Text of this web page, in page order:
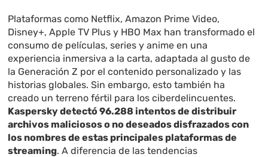
Plataformas como Netflix, Amazon Prime Video,
Disney+, Apple TV Plus y HBO Max han transformado el
consumo de películas, series y anime en una
experiencia inmersiva a la carta, adaptada al gusto de
la Generación Z por el contenido personalizado y las
historias globales. Sin embargo, esto también ha
creado un terreno fértil para los ciberdelincuentes.
Kaspersky detectó 96.288 intentos de distribuir
archivos maliciosos o no deseados disfrazados con
los nombres de estas principales plataformas de
streaming. A diferencia de las tendencias